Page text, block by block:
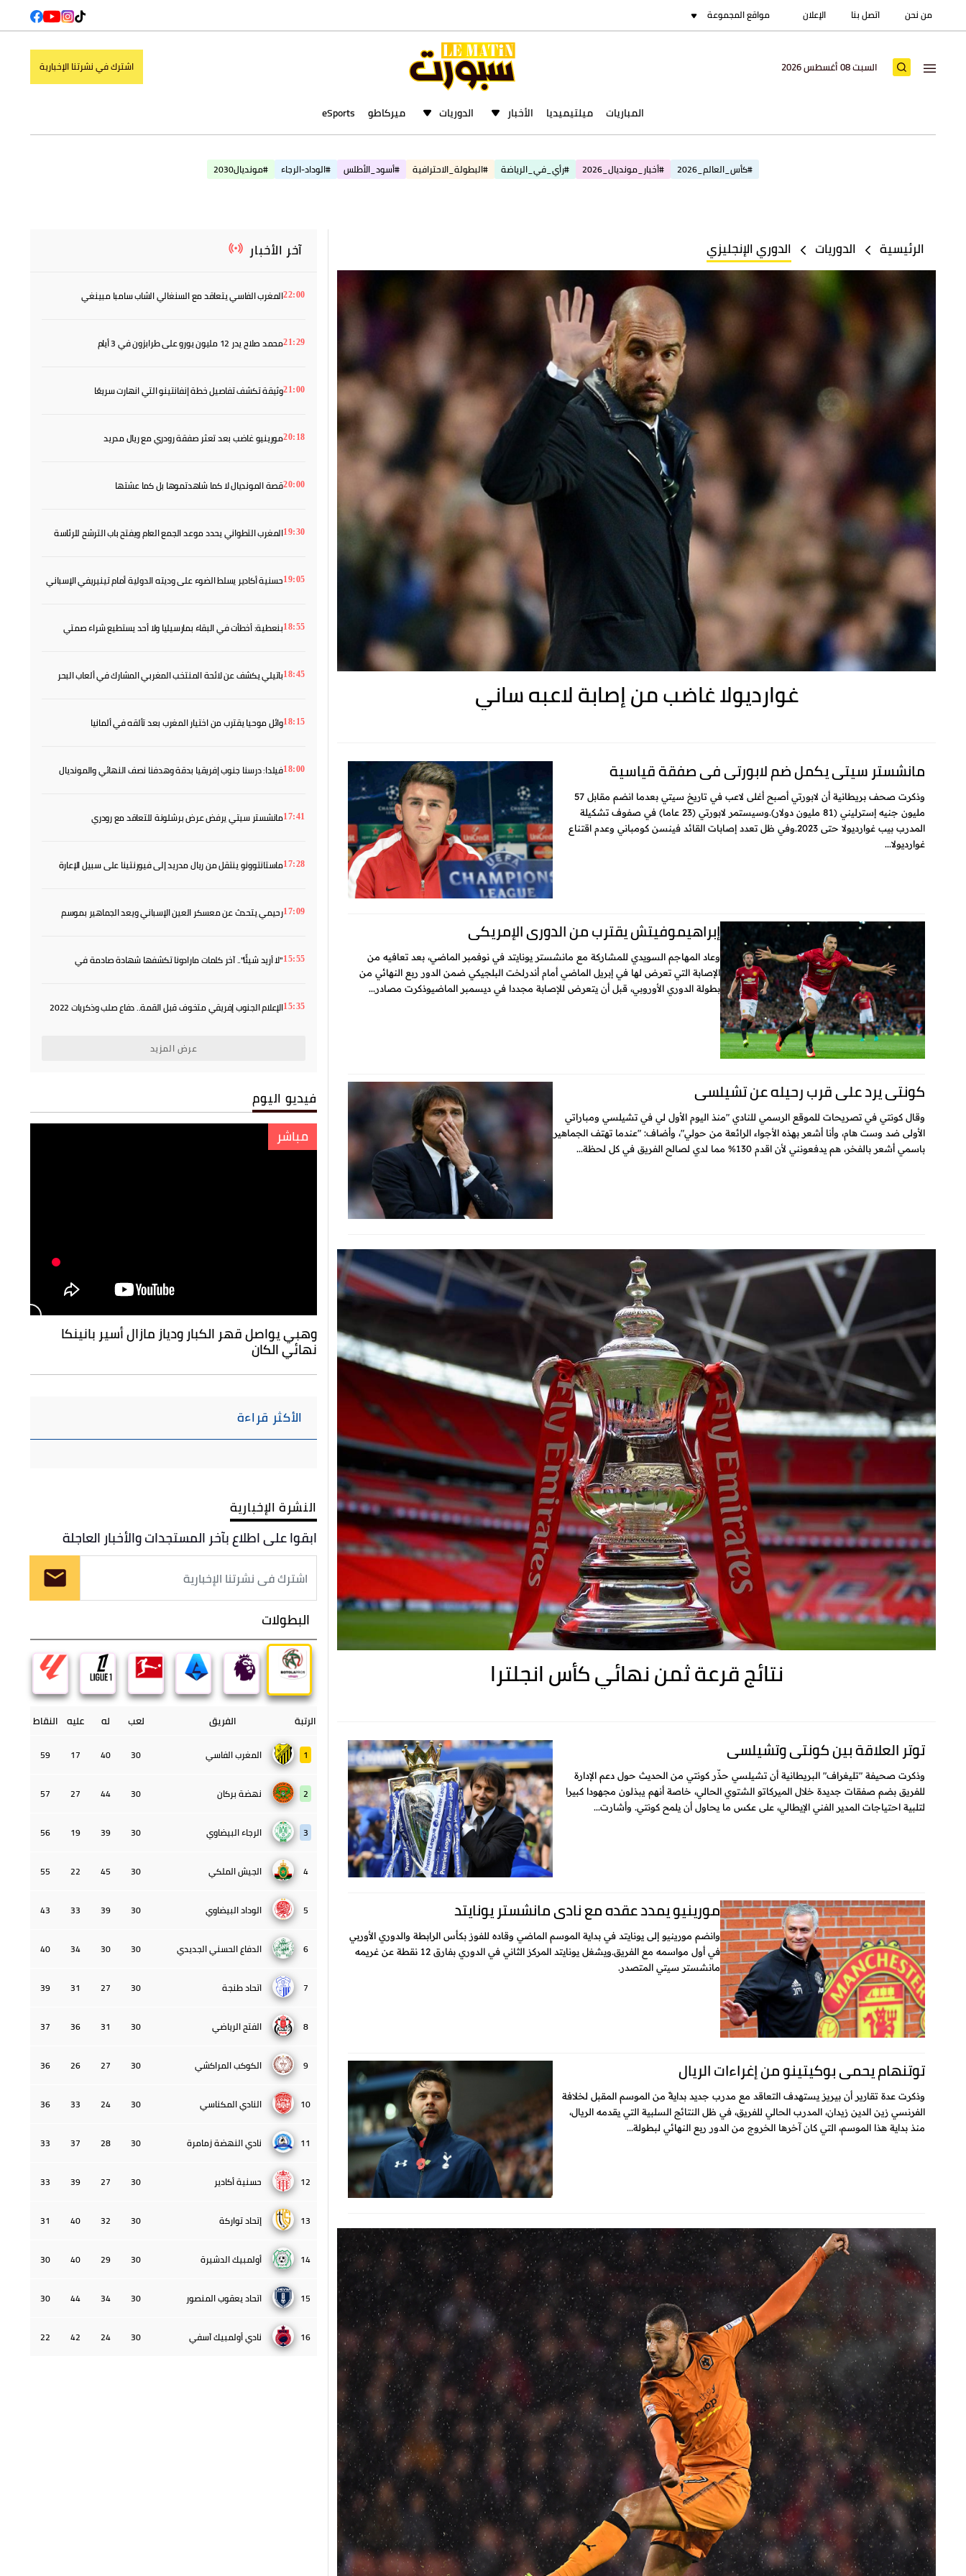
من نحن اتصل بنا الإعلان مواقع المجموعة
السبت 08 أغسطس 2026 اشترك في نشرتنا الإخبارية
المباريات ميلتيميديا الأخبار الدوريات ميركاطو eSports
#كأس_العالم_2026 #أخبار_مونديال_2026 #رأي_في_الرياضة #البطولة_الاحترافية #أسود_الأطلس #الوداد-الرجاء #مونديال2030
الرئيسية الدوريات الدوري الإنجليزي
غوارديولا غاضب من إصابة لاعبه ساني
مانشستر سيتي يكمل ضم لابورتي في صفقة قياسية
وذكرت صحف بريطانية أن لابورتي أصبح أغلى لاعب في تاريخ سيتي بعدما انضم مقابل 57
مليون جنيه إسترليني (81 مليون دولار).وسيستمر لابورتي (23 عاما) في صفوف تشكيلة
المدرب بيب غوارديولا حتى 2023.وفي ظل تعدد إصابات القائد فينسن كومباني وعدم اقتناع
غوارديولا...
إبراهيموفيتش يقترب من الدوري الإمريكي
وعاد المهاجم السويدي للمشاركة مع مانشستر يونايتد في نوفمبر الماضي، بعد تعافيه من
الإصابة التي تعرض لها في إبريل الماضي أمام أندرلخت البلجيكي ضمن الدور ربع النهائي من
بطولة الدوري الأوروبي، قبل أن يتعرض للإصابة مجددا في ديسمبر الماضيوذكرت مصادر...
كونتي يرد على قرب رحيله عن تشيلسي
وقال كونتي في تصريحات للموقع الرسمي للنادي "منذ اليوم الأول لي في تشيلسي ومباراتي
الأولى ضد وست هام، وأنا أشعر بهذه الأجواء الرائعة من حولي"، وأضاف: "عندما تهتف الجماهير
باسمي أشعر بالفخر، هم يدفعونني لأن اقدم 130% مما لدي لصالح الفريق في كل لحظة...
نتائج قرعة ثمن نهائي كأس انجلترا
توتر العلاقة بين كونتي وتشيلسي
وذكرت صحيفة "تليغراف" البريطانية أن تشيلسي حذّر كونتي من الحديث حول دعم الإدارة
للفريق بضم صفقات جديدة خلال الميركاتو الشتوي الحالي، خاصة أنهم يبذلون مجهودا كبيرا
لتلبية احتياجات المدير الفني الإيطالي، على عكس ما يحاول أن يلمح كونتي. وأشارت...
مورينيو يمدد عقده مع نادي مانشستر يونايتد
وانضم مورينيو إلى يونايتد في بداية الموسم الماضي وقاده للفوز بكأس الرابطة والدوري الأوربي
في أول مواسمه مع الفريق.ويشغل يونايتد المركز الثاني في الدوري بفارق 12 نقطة عن غريمه
مانشستر سيتي المتصدر.
توتنهام يحمي بوكيتينو من إغراءات الريال
وذكرت عدة تقارير أن بيريز يستهدف التعاقد مع مدرب جديد بدايةً من الموسم المقبل لخلافة
الفرنسي زين الدين زيدان، المدرب الحالي للفريق، في ظل النتائج السلبية التي يقدمه الريال،
منذ بداية هذا الموسم، التي كان آخرها الخروج من الدور ربع النهائي لبطولة...
آخر الأخبار
22:00المغرب الفاسي يتعاقد مع السنغالي الشاب سامبا مبينغي
21:29محمد صلاح يدر 12 مليون يورو على طرابزون في 3 أيام
21:00وثيقة تكشف تفاصيل خطة إنفانتينو التي انهارت سريعًا
20:18مورينيو غاضب بعد تعثر صفقة رودري مع ريال مدريد
20:00قصة المونديال لا كما شاهدتموها بل كما عشتها
19:30المغرب التطواني يحدد موعد الجمع العام ويفتح باب الترشح للرئاسة
19:05حسنية أكادير يسلط الضوء على وديته الدولية أمام تينيريفي الإسباني
18:55بنعطية: أخطأت في البقاء بمارسيليا ولا أحد يستطيع شراء صمتي
18:45باتيلي يكشف عن لائحة المنتخب المغربي المشارك في ألعاب البحر
18:15وائل موحيا يقترب من اختيار المغرب بعد تألقه في ألمانيا
18:00فيلدا: درسنا جنوب إفريقيا بدقة وهدفنا نصف النهائي والمونديال
17:41مانشستر سيتي يرفض عرض برشلونة للتعاقد مع رودري
17:28ماستانتوونو ينتقل من ريال مدريد إلى فيورنتينا على سبيل الإعارة
17:09رحيمي يتحدث عن معسكر العين الإسباني ويعد الجماهير بموسم
15:55"لا أريد شيئًا".. آخر كلمات مارادونا تكشفها شهادة صادمة في
15:35
الإعلام الجنوب إفريقي متخوف قبل القمة.. دفاع صلب وذكريات 2022
عرض المزيد
فيديو اليوم
مباشر
وهبي يواصل قهر الكبار ودياز مازال أسير بانينكا
نهائي الكان
الأكثر قراءة
النشرة الإخبارية
ابقوا على اطلاع بآخر المستجدات والأخبار العاجلة
البطولات
الرتبة الفريق لعب له عليه النقاط
1 المغرب الفاسي 30
40
17
59
2 نهضة بركان 30
44
27
57
3 الرجاء البيضاوي 30
39
19
56
4 الجيش الملكي 30
45
22
55
5 الوداد البيضاوي 30
39
33
43
6 الدفاع الحسني الجديدي 30
30
34
40
7 اتحاد طنجة 30
27
31
39
8 الفتح الرياضي 30
31
36
37
9 الكوكب المراكشي 30
27
26
36
10 النادي المكناسي 30
24
33
36
11 نادي النهضة زمامرة 30
28
37
33
12 حسنية أكادير 30
27
39
33
13 إتحاد تواركة 30
32
40
31
14 أولمبيك الدشيرة 30
29
40
30
15 اتحاد يعقوب المنصور 30
34
44
30
16 نادي أولمبيك آسفي 30
24
42
22